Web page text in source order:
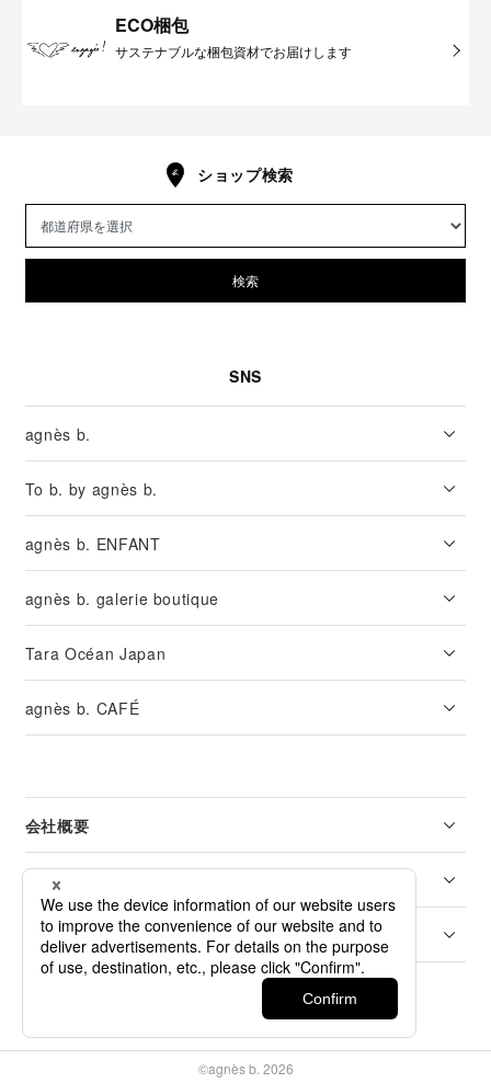
ECO梱包
サステナブルな梱包資材でお届けします
ショップ検索
検索
SNS
agnès b.
To b. by agnès b.
agnès b. ENFANT
agnès b. galerie boutique
Tara Océan Japan
agnès b. CAFÉ
会社概要
リーガル
カスタマーサービス
©agnès b. 2026